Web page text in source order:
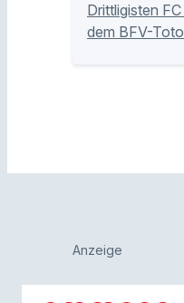
Drittligisten
dem BFV-
Anzeige